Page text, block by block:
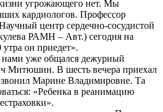
угрожающего нет. Мы
кардиологов. Профессор
центр сердечно-сосудистой
РАМН – Авт.) сегодня на
утра он приедет».
нами уже общался дежурный
Митюшин. В шесть вечера приехал
Марине Владимировне. Та
«Ребенка в реанимацию